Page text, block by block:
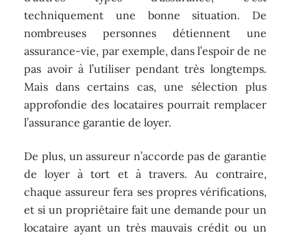
techniquement une bonne situation. De
nombreuses personnes détiennent une
assurance-vie, par exemple, dans l’espoir de ne
pas avoir à l’utiliser pendant très longtemps.
Mais dans certains cas, une sélection plus
approfondie des locataires pourrait remplacer
l’assurance garantie de loyer.
De plus, un assureur n’accorde pas de garantie
de loyer à tort et à travers. Au contraire,
chaque assureur fera ses propres vérifications,
et si un propriétaire fait une demande pour un
locataire ayant un très mauvais crédit ou un